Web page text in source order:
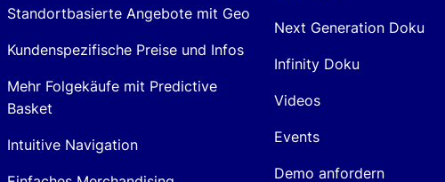
Standortbasierte Angebote mit Geo
Kundenspezifische Preise und Infos
Mehr Folgekäufe mit Predictive
Basket
Intuitive Navigation
Next Generation Doku
Infinity Doku
Videos
Events
Demo anfordern